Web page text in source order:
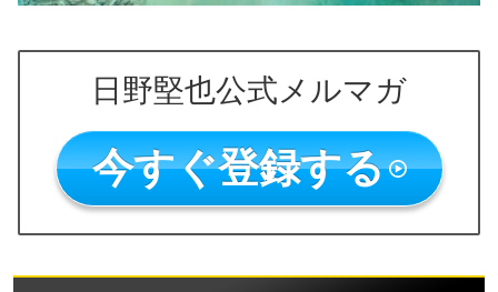
日野堅也公式メルマガ
今すぐ登録する